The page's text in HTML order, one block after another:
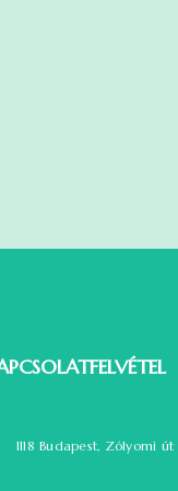
1118 Budapest, Zólyomi út